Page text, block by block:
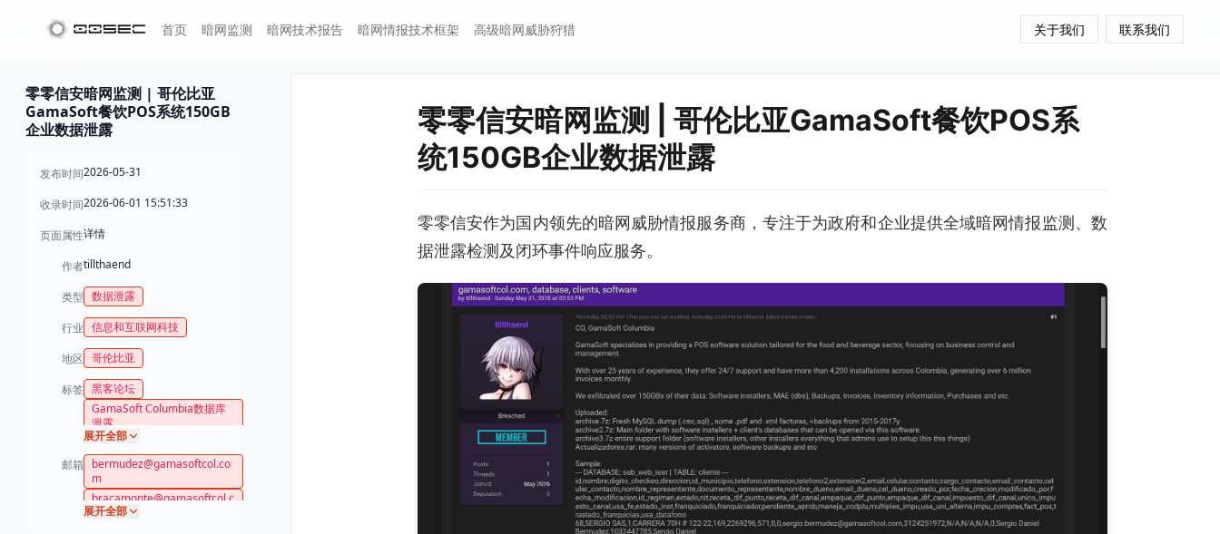
首页 暗网监测 暗网技术报告 暗网情报技术框架 高级暗网威胁狩猎 关于我们 联系我们
零零信安暗网监测 | 哥伦比亚
GamaSoft餐饮POS系统150GB
企业数据泄露
发布时间2026-05-31
收录时间2026-06-01 15:51:33
页面属性详情
作者tillthaend
类型 数据泄露
行业 信息和互联网科技
地区 哥伦比亚
标签 黑客论坛
GamaSoft Columbia数据库
泄露
展开全部
邮箱
bermudez@gamasoftcol.co
m
bracamonte@gamasoftcol.c
om
展开全部
零零信安暗网监测 | 哥伦比亚GamaSoft餐饮POS系
统150GB企业数据泄露
零零信安作为国内领先的暗网威胁情报服务商，专注于为政府和企业提供全域暗网情报监测、数
据泄露检测及闭环事件响应服务。